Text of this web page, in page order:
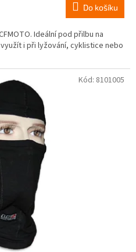
Do košíku
Ideální pod přilbu na
i při lyžování, cyklistice nebo
Kód: 8101005